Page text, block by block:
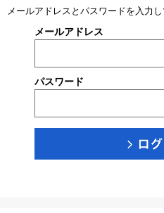
メールアドレスとパスワードを入力
メールアドレス
パスワード